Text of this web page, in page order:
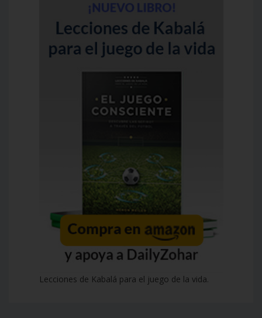
Lecciones de Kabalá para el juego de la vida.